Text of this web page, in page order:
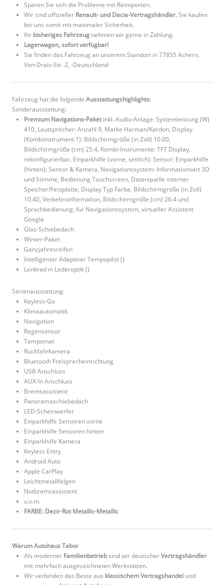
Sparen Sie sich die Probleme mit Reimporten.
Wir sind offizieller Renault- und Dacia-Vertragshändler, Sie kaufen
bei uns somit mit maximaler Sicherheit.
Ihr bisheriges Fahrzeug nehmen wir gerne in Zahlung.
Lagerwagen, sofort verfügbar!
Sie finden das Fahrzeug an unserem Standort in 77855 Achern,
Von-Drais-Str. 2, -Deutschland-
Fahrzeug hat die folgende Ausstattungshighlights:
Sonderausstattung:
Premium Navigations-Paketinkl. Audio-Anlage: Systemleistung (W)
410, Lautsprecher: Anzahl 9, Marke Harman/Kardon, Display
(Kombiinstrument 1): Bildschirmgröße (in Zoll) 10.00,
Bildschirmgröße (cm) 25.4, Kombi-Instrumente: TFT Display,
rekonfigurierbar, Einparkhilfe (vorne, seitlich): Sensor; Einparkhilfe
(hinten): Sensor & Kamera, Navigationssystem: Informationsart 3D
und Stimme, Bedienung Touchscreen, Datenquelle interner
Speicher/Festplatte, Display Typ Farbe, Bildschirmgröße (in Zoll)
10.40, Verkehrsinformation, Bildschirmgröße (cm) 26.4 und
Sprachbedienung: für Navigationssystem, virtueller Assistent
Google
Glas-Schiebedach
Winter-Paket
Ganzjahresreifen
Intelligenter Adaptiver Tempopilot ()
Lenkrad in Lederoptik ()
Serienausstattung:
Keyless-Go
Klimaautomatik
Navigation
Regensensor
Tempomat
Rückfahrkamera
Bluetooth Freisprecheinrichtung
USB Anschluss
AUX-In Anschluss
Bremsassistent
Panoramaschiebedach
LED-Scheinwerfer
Einparkhilfe Sensoren vorne
Einparkhilfe Sensoren hinten
Einparkhilfe Kamera
Keyless Entry
Android Auto
Apple CarPlay
Leichtmetallfelgen
Notbremsassistent
u.v.m.
FARBE: Dezir-Rot Metallic-Metallic
Warum Autohaus Tabor
Als moderner Familienbetriebsind wir deutscherVertragshändler
mit mehrfach ausgezeichneten Werkstätten.
Wir verbinden das Beste aus klassischem Vertragshandel und